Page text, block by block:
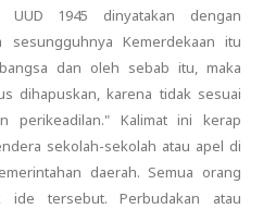
UUD 1945 dinyatakan dengan
sesungguhnya Kemerdekaan itu
dan oleh sebab itu, maka
dihapuskan, karena tidak sesuai
perikeadilan." Kalimat ini kerap
sekolah-sekolah atau apel di
daerah. Semua orang
ide tersebut. Perbudakan atau